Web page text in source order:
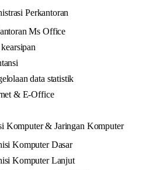
Perkantoran
Ms Office
data statistik
& E-Office
Komputer & Jaringan Komputer
Komputer Dasar
Komputer Lanjut